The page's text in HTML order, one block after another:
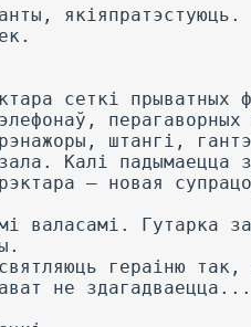
якіяпратэстуюць.
сеткі
штангі,
зала. Калі
— новая
валасамі. Гутарка
гераіню
не здагадваецца...